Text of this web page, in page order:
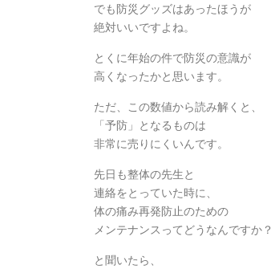
でも防災グッズはあったほうが
絶対いいですよね。
とくに年始の件で防災の意識が
高くなったかと思います。
ただ、この数値から読み解くと、
「予防」となるものは
非常に売りにくいんです。
先日も整体の先生と
連絡をとっていた時に、
体の痛み再発防止のための
メンテナンスってどうなんですか？
と聞いたら、